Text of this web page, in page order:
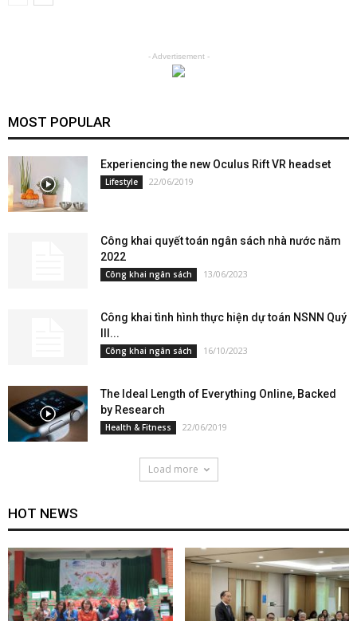
- Advertisement -
MOST POPULAR
Experiencing the new Oculus Rift VR headset
Lifestyle 22/06/2019
Công khai quyết toán ngân sách nhà nước năm
2022
Công khai ngân sách 13/06/2023
Công khai tình hình thực hiện dự toán NSNN Quý
III...
Công khai ngân sách 16/10/2023
The Ideal Length of Everything Online, Backed
by Research
Health & Fitness 22/06/2019
Load more
HOT NEWS